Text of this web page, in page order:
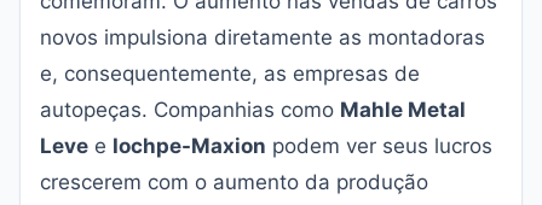
novos impulsiona diretamente as montadoras
e, consequentemente, as empresas de
autopeças. Companhias como Mahle Metal
Leve e Iochpe-Maxion podem ver seus lucros
crescerem com o aumento da produção